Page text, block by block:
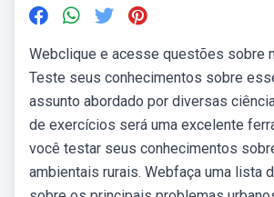
Webclique e acesse questões sobre
Teste seus conhecimentos sobre
assunto abordado por diversas
de exercícios será uma excelente
você testar seus conhecimentos
ambientais rurais. Webfaça uma lista